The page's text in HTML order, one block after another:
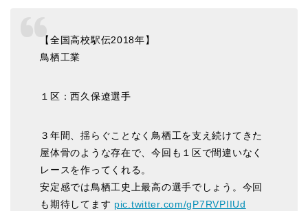
【全国高校駅伝2018年】
鳥栖工業
１区：西久保遼選手
３年間、揺らぐことなく鳥栖工を支え続けてきた
屋体骨のような存在で、今回も１区で間違いなく
レースを作ってくれる。
安定感では鳥栖工史上最高の選手でしょう。今回
も期待してます pic.twitter.com/gP7RVPIIUd